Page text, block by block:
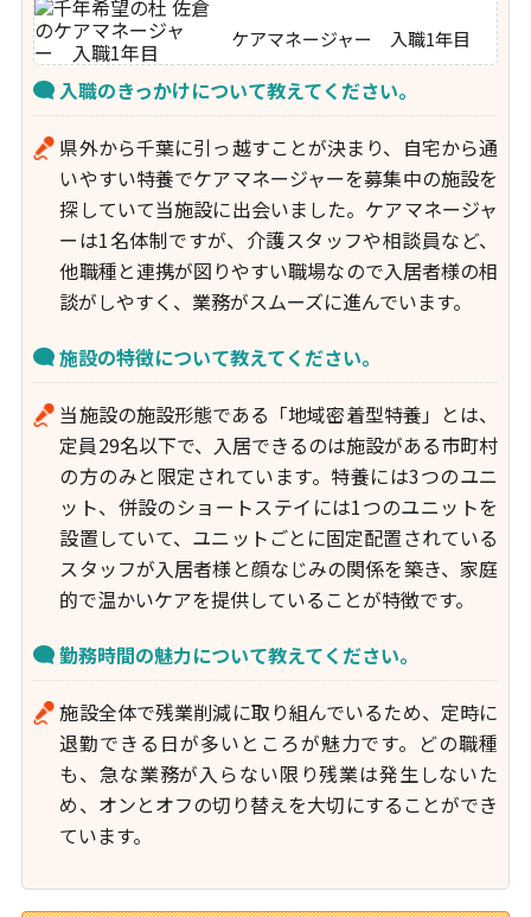
ケアマネージャー 入職1年目
入職のきっかけについて教えてください。
県外から千葉に引っ越すことが決まり、自宅から通
いやすい特養でケアマネージャーを募集中の施設を
探していて当施設に出会いました。ケアマネージャ
ーは1名体制ですが、介護スタッフや相談員など、
他職種と連携が図りやすい職場なので入居者様の相
談がしやすく、業務がスムーズに進んでいます。
施設の特徴について教えてください。
当施設の施設形態である「地域密着型特養」とは、
定員29名以下で、入居できるのは施設がある市町村
の方のみと限定されています。特養には3つのユニ
ット、併設のショートステイには1つのユニットを
設置していて、ユニットごとに固定配置されている
スタッフが入居者様と顔なじみの関係を築き、家庭
的で温かいケアを提供していることが特徴です。
勤務時間の魅力について教えてください。
施設全体で残業削減に取り組んでいるため、定時に
退勤できる日が多いところが魅力です。どの職種
も、急な業務が入らない限り残業は発生しないた
め、オンとオフの切り替えを大切にすることができ
ています。